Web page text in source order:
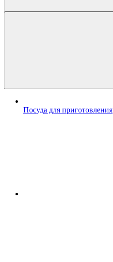
Посуда для приготовления